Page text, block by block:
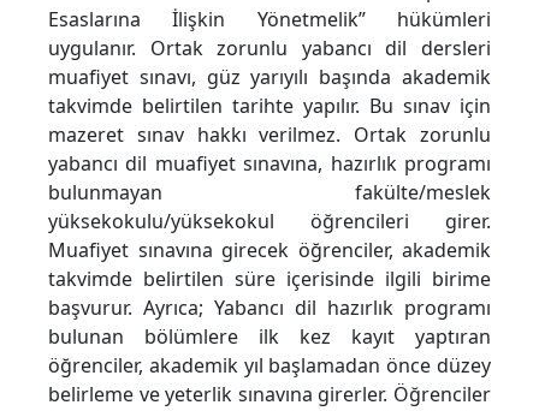
Esaslarına İlişkin Yönetmelik” hükümleri
uygulanır. Ortak zorunlu yabancı dil dersleri
muafiyet sınavı, güz yarıyılı başında akademik
takvimde belirtilen tarihte yapılır. Bu sınav için
mazeret sınav hakkı verilmez. Ortak zorunlu
yabancı dil muafiyet sınavına, hazırlık programı
bulunmayan fakülte/meslek
yüksekokulu/yüksekokul öğrencileri girer.
Muafiyet sınavına girecek öğrenciler, akademik
takvimde belirtilen süre içerisinde ilgili birime
başvurur. Ayrıca; Yabancı dil hazırlık programı
bulunan bölümlere ilk kez kayıt yaptıran
öğrenciler, akademik yıl başlamadan önce düzey
belirleme ve yeterlik sınavına girerler. Öğrenciler